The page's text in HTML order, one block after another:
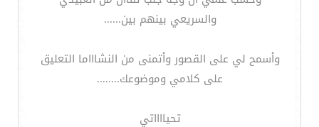
والسريعي بينهم بين......
وأسمح لي على القصور وأتمنى من النشاااما التعليق
على كلامي وموضوعك........
تحيااااتي